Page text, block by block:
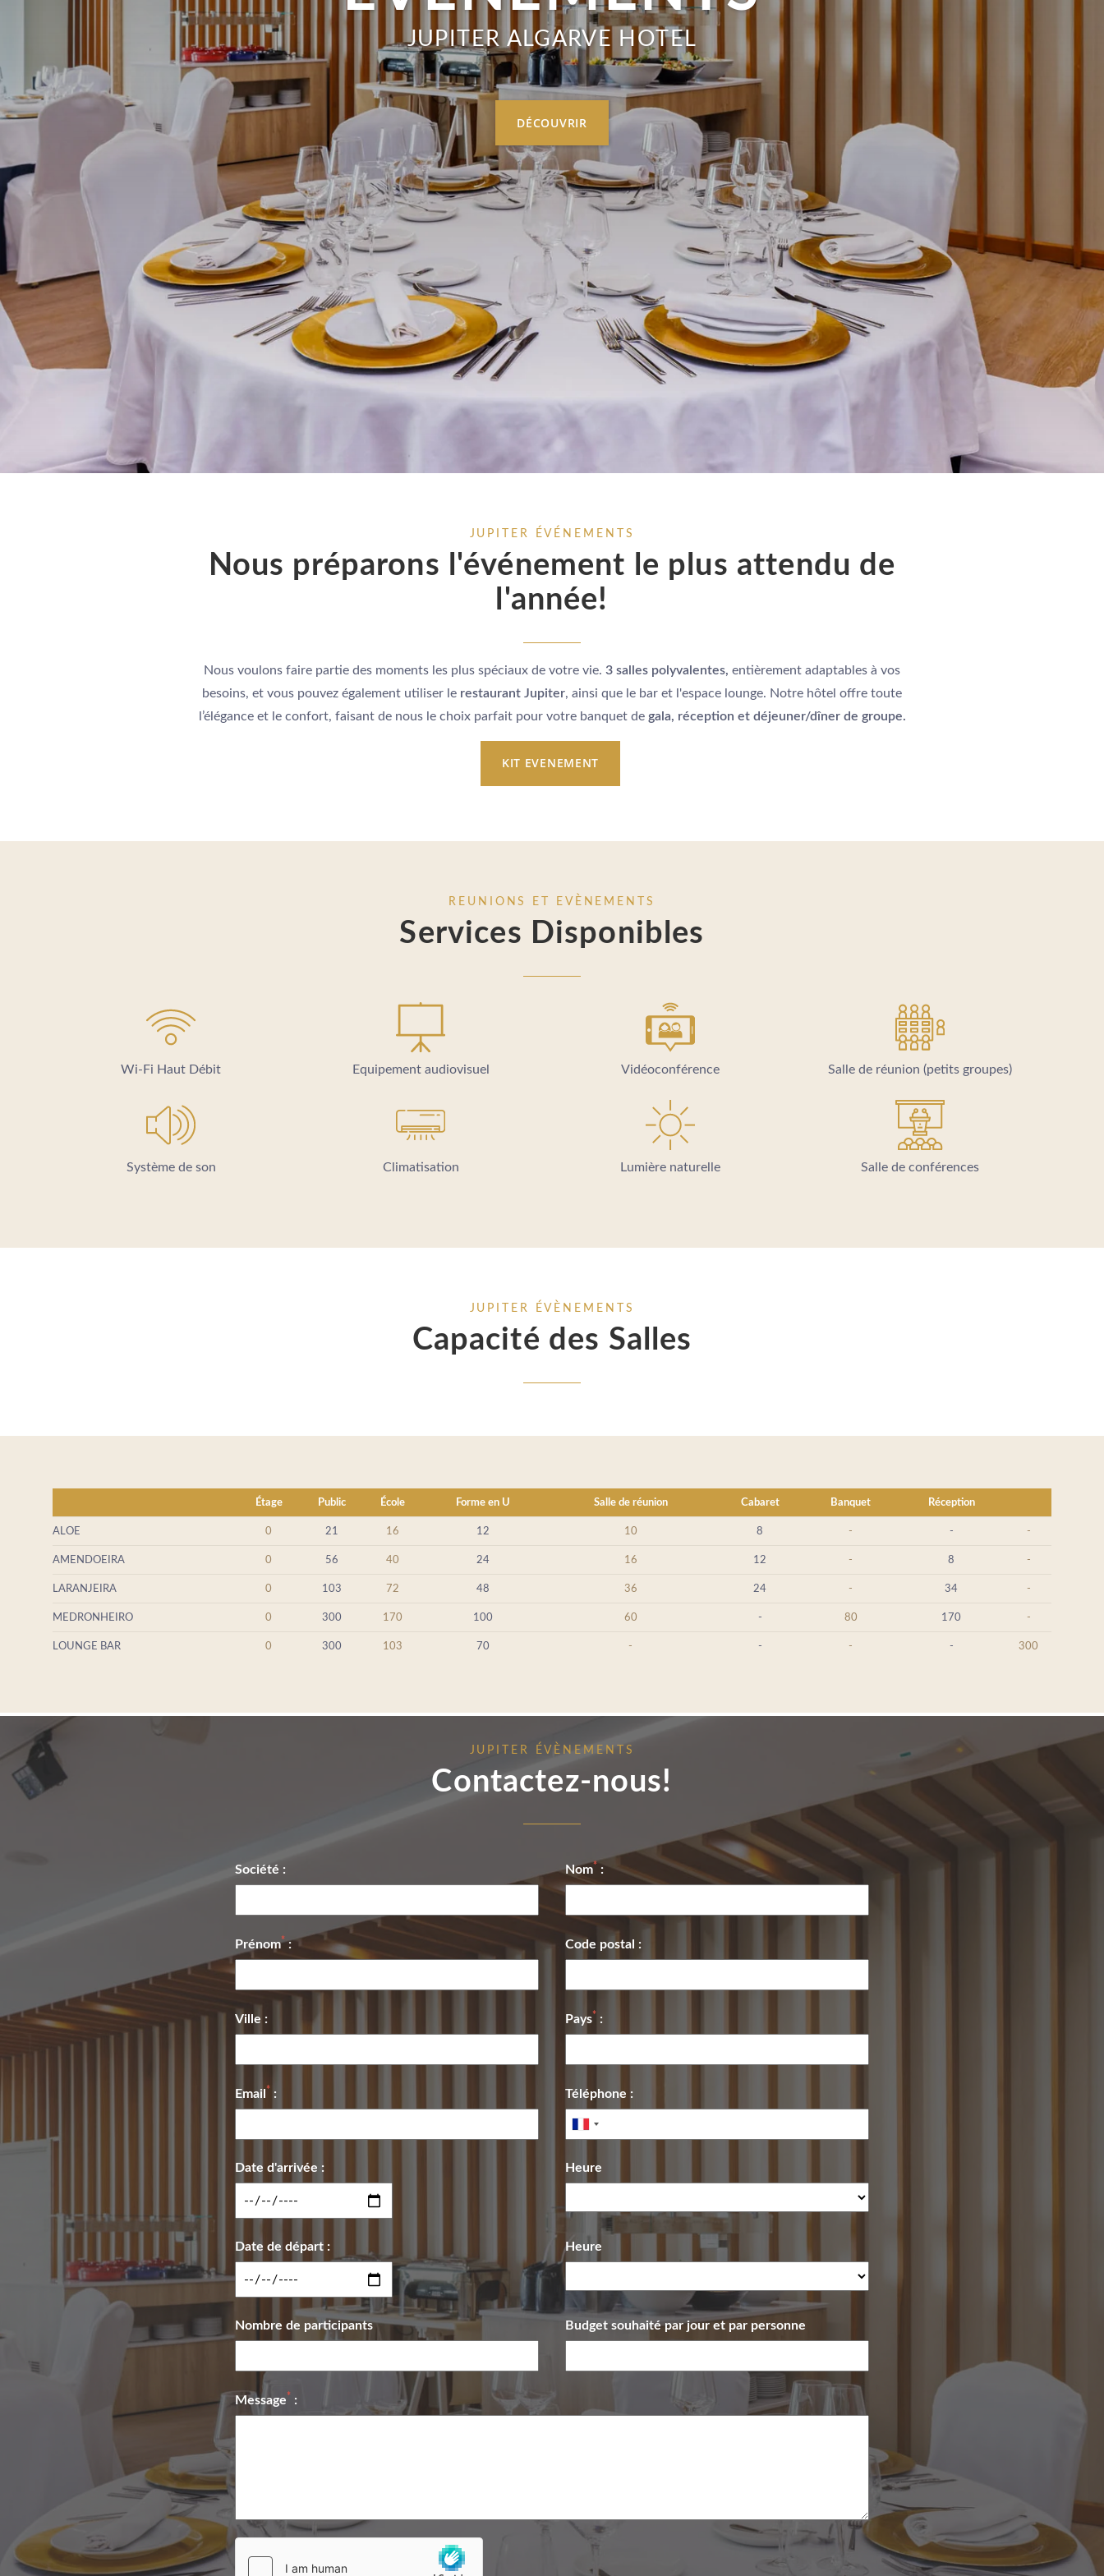
JUPITER ALGARVE HOTEL
DÉCOUVRIR
JUPITER ÉVÉNEMENTS
Nous préparons l'événement le plus attendu de
l'année!
Nous voulons faire partie des moments les plus spéciaux de votre vie. 3 salles polyvalentes, entièrement adaptables à vos
besoins, et vous pouvez également utiliser le restaurant Jupiter, ainsi que le bar et l'espace lounge. Notre hôtel offre toute
l’élégance et le confort, faisant de nous le choix parfait pour votre banquet de gala, réception et déjeuner/dîner de groupe.
KIT EVENEMENT
REUNIONS ET EVÈNEMENTS
Services Disponibles
Wi-Fi Haut Débit Equipement audiovisuel Vidéoconférence Salle de réunion (petits groupes)
Système de son Climatisation Lumière naturelle Salle de conférences
JUPITER ÉVÈNEMENTS
Capacité des Salles
Étage Public École Forme en U Salle de réunion Cabaret Banquet Réception
ALOE 0 21 16 12 10 8 - - -
AMENDOEIRA 0 56 40 24 16 12 - 8 -
LARANJEIRA 0 103 72 48 36 24 - 34 -
MEDRONHEIRO 0 300 170 100 60 - 80 170 -
LOUNGE BAR 0 300 103 70 - - - - 300
JUPITER ÉVÈNEMENTS
Contactez-nous!
Société : Nom* :
Prénom*: Code postal :
Ville : Pays* :
Email * : Téléphone :
Date d'arrivée : Heure
Date de départ : Heure
Nombre de participants Budget souhaité par jour et par personne
Message* :
CHAMBRES & SUITES
SERVICES